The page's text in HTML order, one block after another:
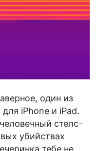
один из
iPhone и iPad.
стелс-
убийствах
тебе не